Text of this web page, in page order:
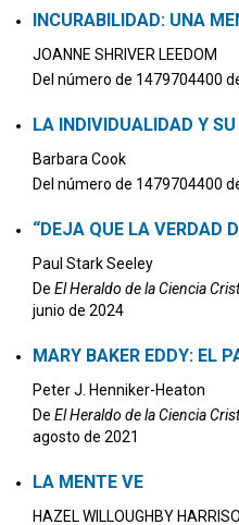
INCURABILIDAD: UNA
JOANNE SHRIVER LEEDOM
Del número de 1479704400
LA INDIVIDUALIDAD Y
Barbara Cook
Del número de 1479704400
“DEJA QUE LA VERDAD
Paul Stark Seeley
De El Heraldo de la Ciencia
junio de 2024
MARY BAKER EDDY: EL
Peter J. Henniker-Heaton
De El Heraldo de la Ciencia
agosto de 2021
LA MENTE VE
HAZEL WILLOUGHBY